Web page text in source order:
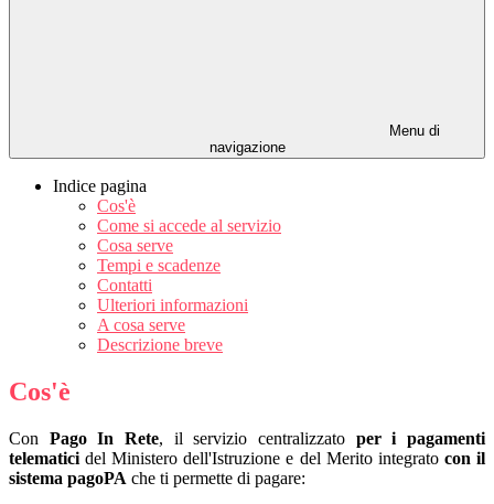
Menu di
navigazione
Indice pagina
Cos'è
Come si accede al servizio
Cosa serve
Tempi e scadenze
Contatti
Ulteriori informazioni
A cosa serve
Descrizione breve
Cos'è
Con Pago In Rete, il servizio centralizzato per i pagamenti
telematici del Ministero dell'Istruzione e del Merito integrato con il
sistema pagoPA che ti permette di pagare: